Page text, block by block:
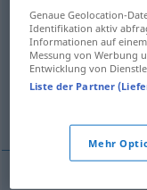
soldem
Übersicht aller
(Für mehr Details die
Genaue Geolocation-
Identifikation aktiv
Informationen auf
Messung von Werbung
Entwicklung von
Liste der Partner
Mehr